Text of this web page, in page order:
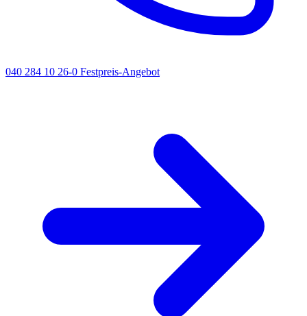
040 284 10 26-0 Festpreis-Angebot